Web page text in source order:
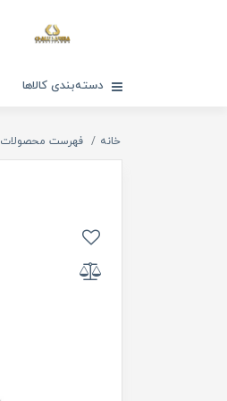
دسته‌بندی کالاها
خانه فهرست محصولات